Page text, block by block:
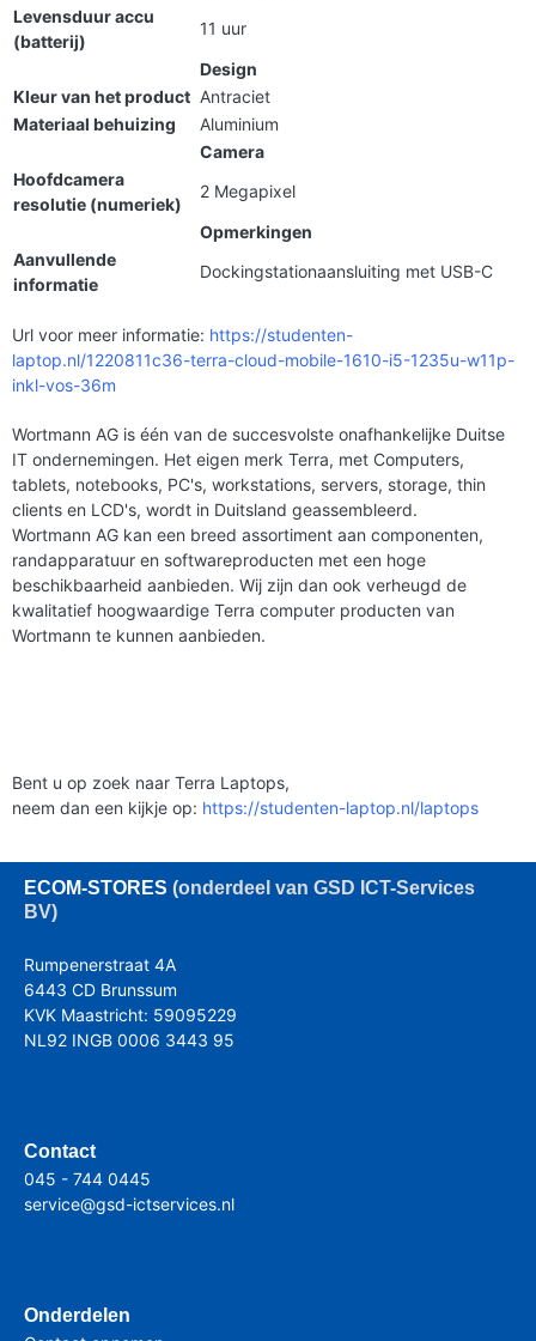
Levensduur accu
(batterij)
11 uur
Design
Kleur van het product Antraciet
Materiaal behuizing
Aluminium
Camera
Hoofdcamera
resolutie (numeriek)
2 Megapixel
Opmerkingen
Aanvullende
informatie
Dockingstationaansluiting met USB-C
Url voor meer informatie: https://studenten-
laptop.nl/1220811c36-terra-cloud-mobile-1610-i5-1235u-w11p-
inkl-vos-36m
Wortmann AG is één van de succesvolste onafhankelijke Duitse
IT ondernemingen. Het eigen merk Terra, met Computers,
tablets, notebooks, PC's, workstations, servers, storage, thin
clients en LCD's, wordt in Duitsland geassembleerd.
Wortmann AG kan een breed assortiment aan componenten,
randapparatuur en softwareproducten met een hoge
beschikbaarheid aanbieden. Wij zijn dan ook verheugd de
kwalitatief hoogwaardige Terra computer producten van
Wortmann te kunnen aanbieden.
Bent u op zoek naar Terra Laptops,
neem dan een kijkje op: https://studenten-laptop.nl/laptops
ECOM-STORES (onderdeel van GSD ICT-Services
BV)
Rumpenerstraat 4A
6443 CD Brunssum
KVK Maastricht: 59095229
NL92 INGB 0006 3443 95
Contact
045 - 744 0445
service@gsd-ictservices.nl
Onderdelen